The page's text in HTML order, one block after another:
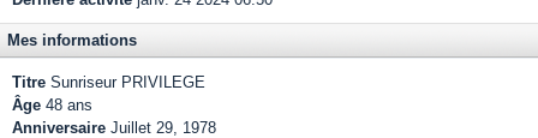
Mes informations
Titre Sunriseur PRIVILEGE
Âge 48 ans
Anniversaire Juillet 29, 1978